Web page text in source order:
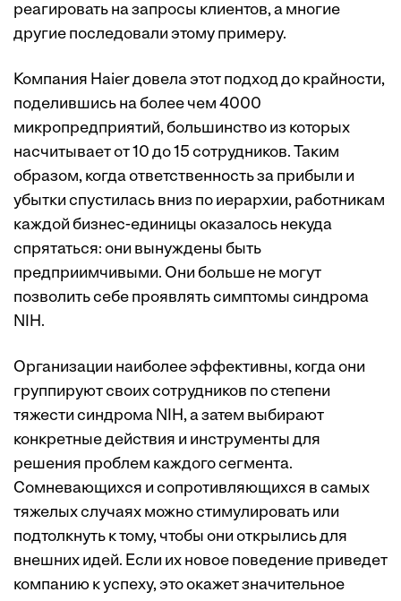
реагировать на запросы клиентов, а многие
другие последовали этому примеру.
Компания Haier довела этот подход до крайности,
поделившись на более чем 4000
микропредприятий, большинство из которых
насчитывает от 10 до 15 сотрудников. Таким
образом, когда ответственность за прибыли и
убытки спустилась вниз по иерархии, работникам
каждой бизнес-единицы оказалось некуда
спрятаться: они вынуждены быть
предприимчивыми. Они больше не могут
позволить себе проявлять симптомы синдрома
NIH.
Организации наиболее эффективны, когда они
группируют своих сотрудников по степени
тяжести синдрома NIH, а затем выбирают
конкретные действия и инструменты для
решения проблем каждого сегмента.
Сомневающихся и сопротивляющихся в самых
тяжелых случаях можно стимулировать или
подтолкнуть к тому, чтобы они открылись для
внешних идей. Если их новое поведение приведет
компанию к успеху, это окажет значительное